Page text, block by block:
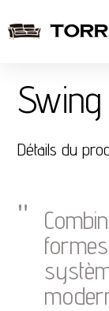
to
Swing
Détails du